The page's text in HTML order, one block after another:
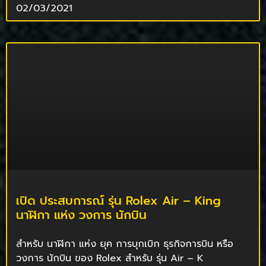
02/03/2021
เปิด ประสบการณ์ รุ่น Rolex Air – King
นาฬิกา แห่ง วงการ นักบิน
สำหรับ นาฬิกา แห่ง ยุค การบุกเบิก ธุรกิจการบิน หรือ
วงการ นักบิน ของ Rolex สำหรับ รุ่น Air – K